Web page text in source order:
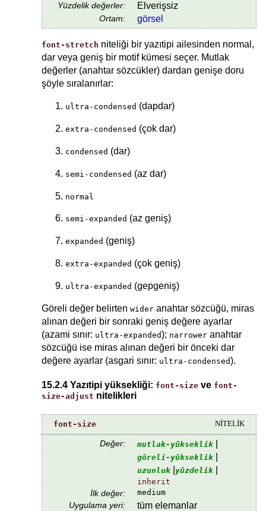
Yüzdelik değerler: Elverişsiz
Ortam: görsel
font-stretch niteliği bir yazıtipi ailesinden normal,
dar veya geniş bir motif kümesi seçer. Mutlak
değerler (anahtar sözcükler) dardan genişe doru
şöyle sıralanırlar:
ultra-condensed (dapdar)
extra-condensed (çok dar)
condensed (dar)
semi-condensed (az dar)
normal
semi-expanded (az geniş)
expanded (geniş)
extra-expanded (çok geniş)
ultra-expanded (gepgeniş)
Göreli değer belirten wider anahtar sözcüğü, miras
alınan değeri bir sonraki geniş değere ayarlar
(azami sınır: ultra-expanded); narrower anahtar
sözcüğü ise miras alınan değeri bir önceki dar
değere ayarlar (asgari sınır: ultra-condensed).
15.2.4 Yazıtipi yüksekliği: font-size ve font-
size-adjust nitelikleri
font-size NİTELİK
Değer: mutlak-yükseklik
göreli-yükseklik
uzunluk yüzdelik
inherit
İlk değer: medium
Uygulama yeri: tüm elemanlar